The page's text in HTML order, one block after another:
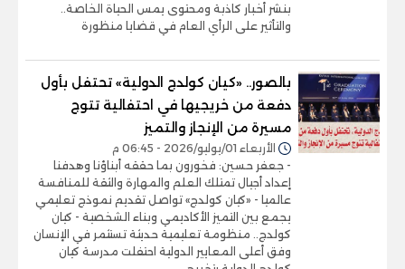
بنشر أخبار كاذبة ومحتوى يمس الحياة الخاصة..
والتأثير على الرأي العام في قضايا منظورة
بالصور.. «كيان كولدج الدولية» تحتفل بأول
دفعة من خريجيها في احتفالية تتوج
مسيرة من الإنجاز والتميز
الأربعاء 01/يوليو/2026 - 06:45 م
- جعفر حسين: فخورون بما حققه أبناؤنا وهدفنا
إعداد أجيال تمتلك العلم والمهارة والثقة للمنافسة
عالميا - «كيان كولدج» تواصل تقديم نموذج تعليمي
يجمع بين التميز الأكاديمي وبناء الشخصية - كيان
كولدج.. منظومة تعليمية حديثة تستثمر في الإنسان
وفق أعلى المعايير الدولية احتفلت مدرسة كيان